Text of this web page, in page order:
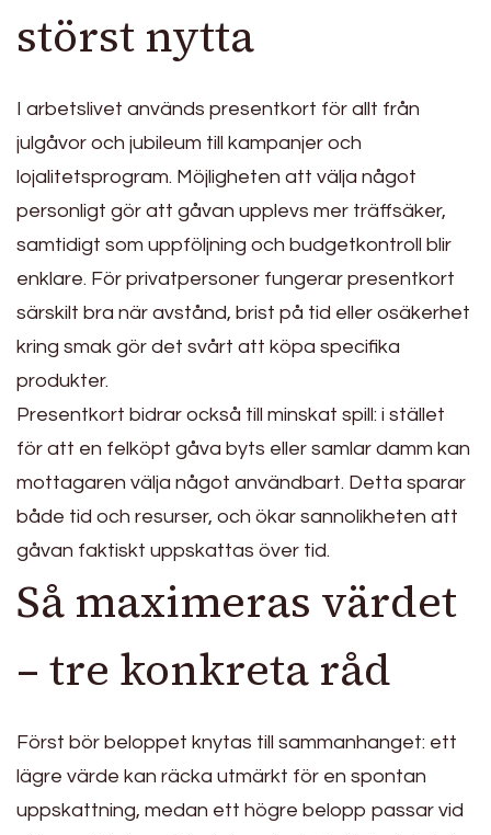
störst nytta
I arbetslivet används presentkort för allt från
julgåvor och jubileum till kampanjer och
lojalitetsprogram. Möjligheten att välja något
personligt gör att gåvan upplevs mer träffsäker,
samtidigt som uppföljning och budgetkontroll blir
enklare. För privatpersoner fungerar presentkort
särskilt bra när avstånd, brist på tid eller osäkerhet
kring smak gör det svårt att köpa specifika
produkter.
Presentkort bidrar också till minskat spill: i stället
för att en felköpt gåva byts eller samlar damm kan
mottagaren välja något användbart. Detta sparar
både tid och resurser, och ökar sannolikheten att
gåvan faktiskt uppskattas över tid.
Så maximeras värdet
– tre konkreta råd
Först bör beloppet knytas till sammanhanget: ett
lägre värde kan räcka utmärkt för en spontan
uppskattning, medan ett högre belopp passar vid